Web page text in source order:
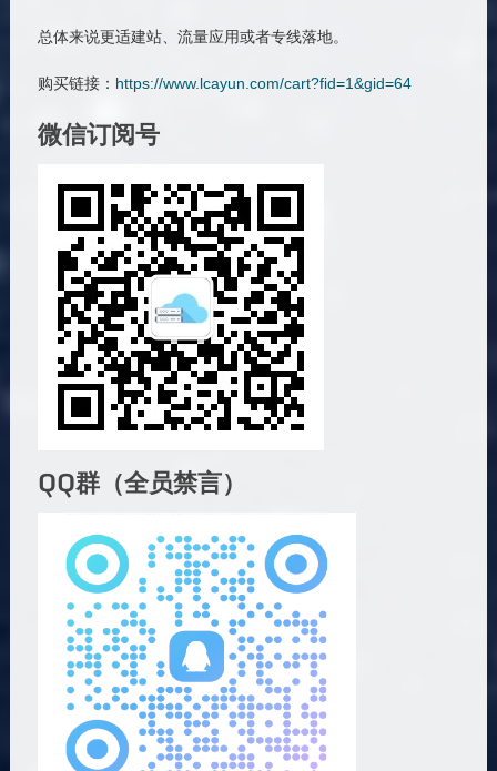
总体来说更适建站、流量应用或者专线落地。
购买链接： https://www.lcayun.com/cart?fid=1&gid=64
微信订阅号
QQ群（全员禁言）